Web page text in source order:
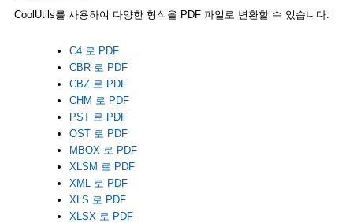
CoolUtils를 사용하여 다양한 형식을 PDF 파일로 변환할 수 있습니다:
C4 로 PDF
CBR 로 PDF
CBZ 로 PDF
CHM 로 PDF
PST 로 PDF
OST 로 PDF
MBOX 로 PDF
XLSM 로 PDF
XML 로 PDF
XLS 로 PDF
XLSX 로 PDF